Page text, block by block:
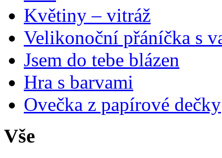
Květiny – vitráž
Velikonoční přáníčka s
Jsem do tebe blázen
Hra s barvami
Ovečka z papírové dečky
Vše